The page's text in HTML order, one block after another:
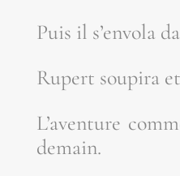
Puis il s’en­vo­la
Rupert sou­pi­ra
L’a­ven­ture
demain.